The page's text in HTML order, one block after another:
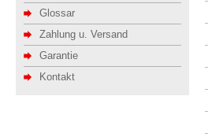
Glossar
Zahlung u. Versand
Garantie
Kontakt